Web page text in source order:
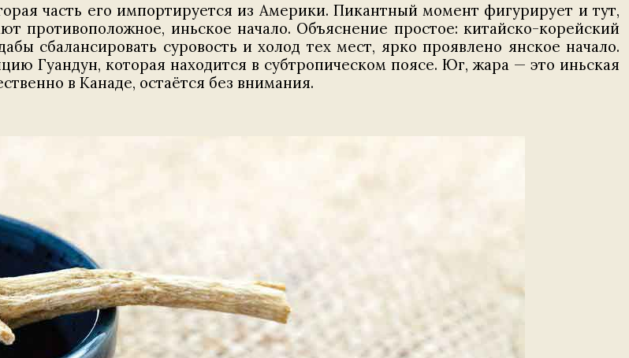
часть его импортируется из Америки. Пикантный момент фигурирует и тут,
противоположное, иньское начало. Объяснение простое: китайско-корейский
сбалансировать суровость и холод тех мест, ярко проявлено янское начало.
Гуандун, которая находится в субтропическом поясе. Юг, жара — это иньская
в Канаде, остаётся без внимания.